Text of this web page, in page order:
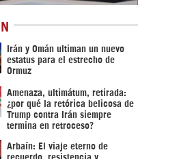
Irán y Omán ultiman un nuevo
estatus para el estrecho de
Ormuz
Amenaza, ultimátum, retirada:
¿por qué la retórica belicosa de
Trump contra Irán siempre
termina en retroceso?
Arbaín: El viaje eterno de
recuerdo, resistencia y